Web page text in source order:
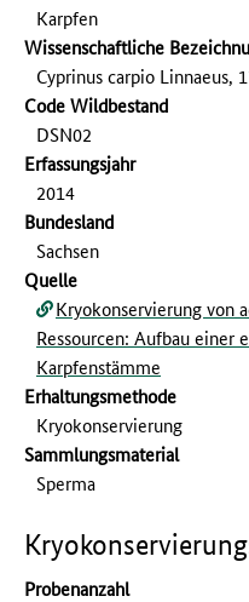
Karpfen
Wissenschaftliche
Cyprinus carpio Linnaeus,
Code Wildbestand
DSN02
Erfassungs­jahr
2014
Bundesland
Sachsen
Quelle
Kryokonservierung von
Ressourcen: Aufbau
Karpfenstämme
Erhaltungsmethode
Kryokonservierung
Sammlungs­material
Sperma
Probenanzahl